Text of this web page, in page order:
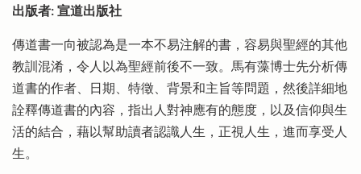
出版者: 宣道出版社
傳道書一向被認為是一本不易注解的書，容易與聖經的其他
教訓混淆，令人以為聖經前後不一致。馬有藻博士先分析傳
道書的作者、日期、特徵、背景和主旨等問題，然後詳細地
詮釋傳道書的內容，指出人對神應有的態度，以及信仰與生
活的結合，藉以幫助讀者認識人生，正視人生，進而享受人
生。